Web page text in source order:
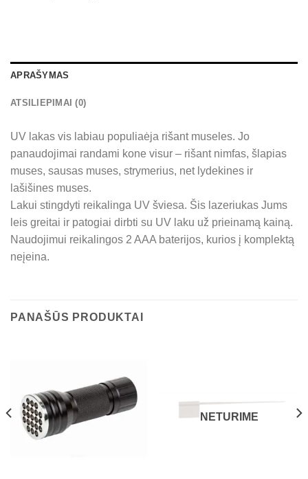
APRAŠYMAS
ATSILIEPIMAI (0)
UV lakas vis labiau populiaėja rišant museles. Jo
panaudojimai randami kone visur – rišant nimfas, šlapias
muses, sausas muses, strymerius, net lydekines ir
lašišines muses.
Lakui stingdyti reikalinga UV šviesa. Šis lazeriukas Jums
leis greitai ir patogiai dirbti su UV laku už prieinamą kainą.
Naudojimui reikalingos 2 AAA baterijos, kurios į komplektą
neįeina.
PANAŠŪS PRODUKTAI
NETURIME